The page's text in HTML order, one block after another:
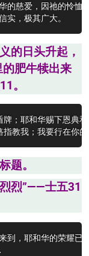
的慈爱，因祂的怜恤
实，极其广大。
的日头升起，
肥牛犊出来
。
；耶和华赐下恩典
教我；我要行在你
题。
烈”——士五31
到，耶和华的荣耀已